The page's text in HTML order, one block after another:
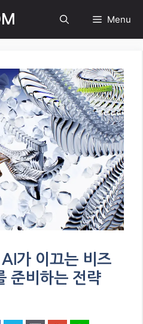
Menu
가 이끄는 비즈
준비하는 전략